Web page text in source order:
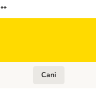
Occasioni
Apri Menù
Cani